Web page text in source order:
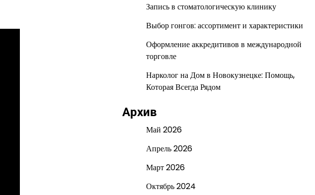
Запись в стоматологическую клинику
Выбор гонгов: ассортимент и характеристики
Оформление аккредитивов в международной
торговле
Нарколог на Дом в Новокузнецке: Помощь,
Которая Всегда Рядом
Архив
Май 2026
Апрель 2026
Март 2026
Октябрь 2024